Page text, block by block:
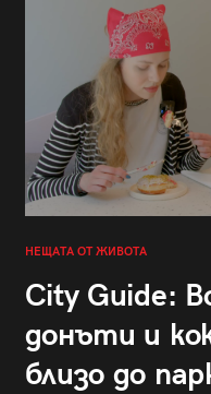
НЕЩАТА ОТ ЖИВОТА
City Guide:
донъти и
близо до